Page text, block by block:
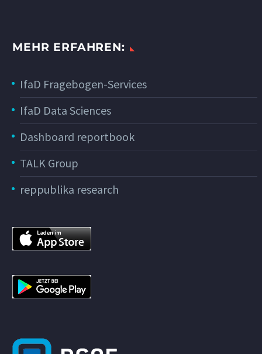
MEHR ERFAHREN:
IfaD Fragebogen-Services
IfaD Data Sciences
Dashboard reportbook
TALK Group
reppublika research